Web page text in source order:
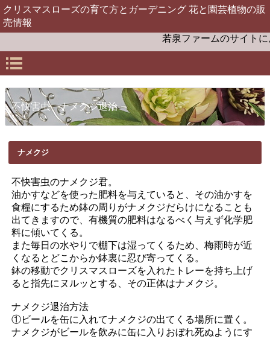
クリスマスローズの育て方とガーデニング 花と園芸植物の販
売情報
若泉ファームのサイト
不快害虫 ナメクジ退治
ナメクジ
不快害虫のナメクジ君。
油かすなどを使った肥料を与えていると、その油かすを
食糧にするため鉢の周りがナメクジだらけになることも
出てきますので、有機質の肥料はなるべく与えず化学肥
料に傾いてくる。
また毎日の水やりで棚下は湿ってくるため、梅雨時が近
くなるとどこからか鉢裏に忍び寄ってくる。
鉢の移動でクリスマスローズを入れたトレーを持ち上げ
ると指先にヌルッとする、その正体はナメクジ。
ナメクジ退治方法
①ビールを缶に入れてナメクジの出てくる場所に置く。
ナメクジがビールを飲みに缶に入りおぼれ死ぬようにす